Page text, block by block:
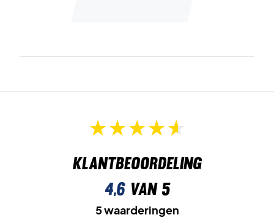
Klantbeoordeling
4,6van 5
5 waarderingen